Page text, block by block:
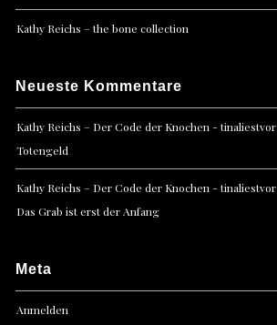
Kathy Reichs – the bone collection
Neueste Kommentare
Kathy Reichs – Der Code der Knochen - tinaliestvor
Totengeld
Kathy Reichs – Der Code der Knochen - tinaliestvor
Das Grab ist erst der Anfang
Meta
Anmelden